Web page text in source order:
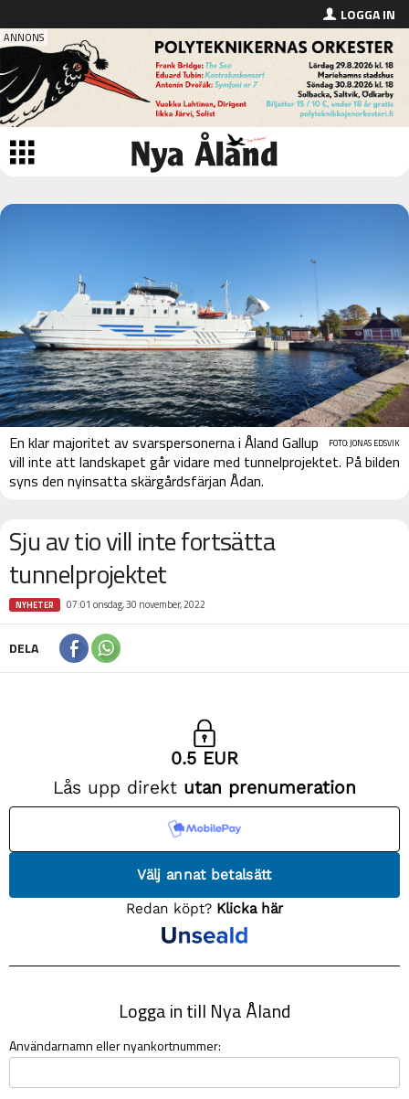
LOGGA IN
FOTO: JONAS EDSVIK
En klar majoritet av svarspersonerna i Åland Gallup
vill inte att landskapet går vidare med tunnelprojektet. På bilden
syns den nyinsatta skärgårdsfärjan Ådan.
Sju av tio vill inte fortsätta
tunnelprojektet
NYHETER 07:01 onsdag, 30 november, 2022
DELA